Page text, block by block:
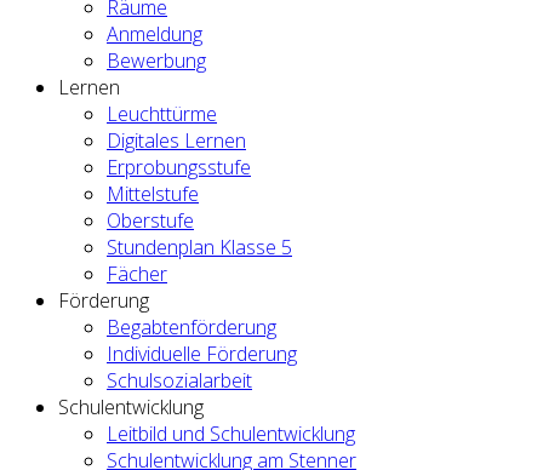
Räume
Anmeldung
Bewerbung
Lernen
Leuchttürme
Digitales Lernen
Erprobungsstufe
Mittelstufe
Oberstufe
Stundenplan Klasse 5
Fächer
Förderung
Begabtenförderung
Individuelle Förderung
Schulsozialarbeit
Schulentwicklung
Leitbild und Schulentwicklung
Schulentwicklung am Stenner